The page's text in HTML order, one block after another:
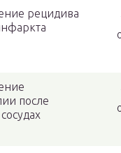
рецидива
после